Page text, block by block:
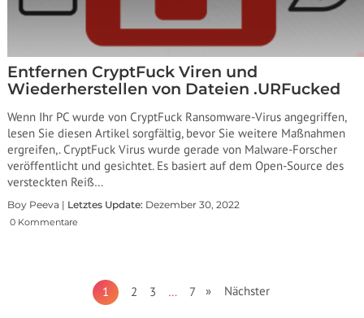
Entfernen CryptFuck Viren und
Wiederherstellen von Dateien .URFucked
Wenn Ihr PC wurde von CryptFuck Ransomware-Virus angegriffen,
lesen Sie diesen Artikel sorgfältig, bevor Sie weitere Maßnahmen
ergreifen,. CryptFuck Virus wurde gerade von Malware-Forscher
veröffentlicht und gesichtet. Es basiert auf dem Open-Source des
versteckten Reiß…
Boy Peeva | Letztes Update: Dezember 30, 2022
0 Kommentare
1 2 3 … 7 » Nächster